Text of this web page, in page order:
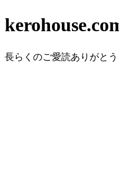
長らくのご愛読ありがと